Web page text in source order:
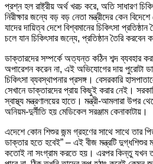
প্রশ্ন হল রাষ্ট্রীয় অর্থ খরচ করে, অতি সাধারণ
নিরীক্ষার জন্যে বড় বড় নেতা মন্ত্রীদের কেন
যাদের দায়িত্ব দেশে বিশ্বমানের চিকিৎসা প্রতিষ্ঠান
চলে যান চিকিৎসার জন্যে, প্রতিষ্ঠান তৈরি করবেন
ডাক্তারদের সম্পর্কে অত্যন্ত কঠিন শব্দ ব্যবহার
অপারেশন করেন না, এই অভিযোগের দায় পুরোটা
চিকিৎসা ব্যবস্থাপনার প্রসঙ্গ। বেসরকারি
সেখানে ডাক্তারদের প্রায় কিছুই করার নেই।
স্বাস্থ্য মন্ত্রণালয়ের হাতে। মন্ত্রী-আমলারা
অনিয়ম-দুর্নীতি হয় মেডিকেল সরঞ্জাম কেনাকাটায়।
এদেশে কোন শিশুর জন্ম গ্রহণের সাথে সাথে তার
ডাক্তার হতে হবেই” – এই বীজ মন্ত্রটি
কতোই না সংগ্রাম করতে হয়। এরপর কিন্তু যখন